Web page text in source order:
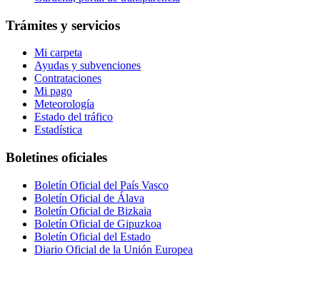
Trámites y servicios
Mi carpeta
Ayudas y subvenciones
Contrataciones
Mi pago
Meteorología
Estado del tráfico
Estadística
Boletines oficiales
Boletín Oficial del País Vasco
Boletín Oficial de Álava
Boletín Oficial de Bizkaia
Boletín Oficial de Gipuzkoa
Boletín Oficial del Estado
Diario Oficial de la Unión Europea